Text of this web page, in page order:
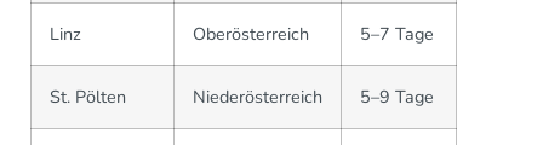
Linz Oberösterreich 5–7 Tage
St. Pölten Niederösterreich 5–9 Tage